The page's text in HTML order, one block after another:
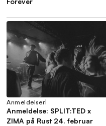
Anmeldelser
Anmeldelse: SPLIT:TED x
ZIMA på Rust 24. februar